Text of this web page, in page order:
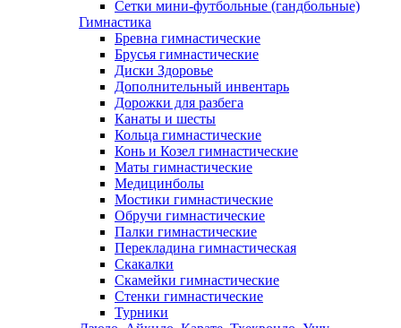
Сетки мини-футбольные (гандбольные)
Гимнастика
Бревна гимнастические
Брусья гимнастические
Диски Здоровье
Дополнительный инвентарь
Дорожки для разбега
Канаты и шесты
Кольца гимнастические
Конь и Козел гимнастические
Маты гимнастические
Медицинболы
Мостики гимнастические
Обручи гимнастические
Палки гимнастические
Перекладина гимнастическая
Скакалки
Скамейки гимнастические
Стенки гимнастические
Турники